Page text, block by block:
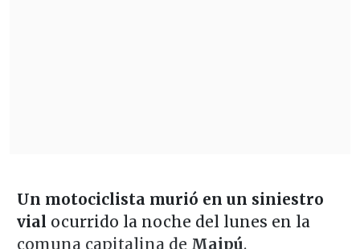
Un motociclista murió en un siniestro
vial ocurrido la noche del lunes en la
comuna capitalina de Maipú.